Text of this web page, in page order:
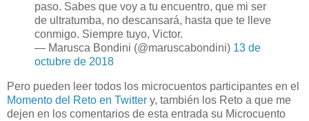
paso. Sabes que voy a tu encuentro, que mi ser
de ultratumba, no descansará, hasta que te lleve
conmigo. Siempre tuyo, Victor.
— Marusca Bondini (@maruscabondini) 13 de
octubre de 2018
Pero pueden leer todos los microcuentos participantes en el
Momento del Reto en Twitter y, también los Reto a que me
dejen en los comentarios de esta entrada su Microcuento